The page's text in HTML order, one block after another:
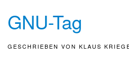
GNU-Tag
GESCHRIEBEN VON KLAUS